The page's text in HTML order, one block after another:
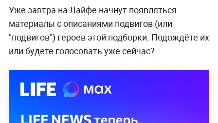
Уже завтра на Лайфе начнут появляться
материалы с описаниями подвигов (или
"подвигов") героев этой подборки. Подождёте их
или будете голосовать уже сейчас?